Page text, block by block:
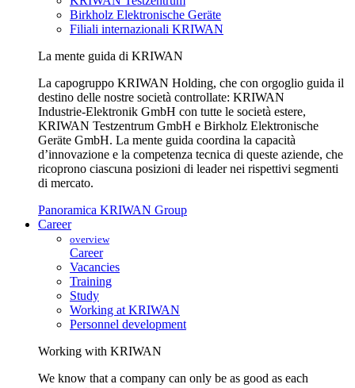
Birkholz Elektronische Geräte
Filiali internazionali KRIWAN
La mente guida di KRIWAN
La capogruppo KRIWAN Holding, che con orgoglio guida il
destino delle nostre società controllate: KRIWAN
Industrie‑Elektronik GmbH con tutte le società estere,
KRIWAN Testzentrum GmbH e Birkholz Elektronische
Geräte GmbH. La mente guida coordina la capacità
d’innovazione e la competenza tecnica di queste aziende, che
ricoprono ciascuna posizioni di leader nei rispettivi segmenti
di mercato.
Panoramica KRIWAN Group
Career
overview
Career
Vacancies
Training
Study
Working at KRIWAN
Personnel development
Working with KRIWAN
We know that a company can only be as good as each